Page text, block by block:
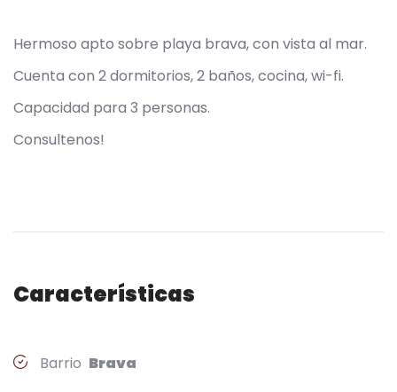
Hermoso apto sobre playa brava, con vista al mar.
Cuenta con 2 dormitorios, 2 baños, cocina, wi-fi.
Capacidad para 3 personas.
Consultenos!
Características
Barrio Brava